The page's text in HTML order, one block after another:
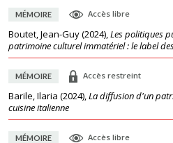
MÉMOIRE Accès libre
Boutet, Jean-Guy(2024),Les politiques
patrimoine culturel immatériel : le label
MÉMOIRE Accès restreint
Barile, Ilaria (2024),La diffusion d'un
cuisine italienne
MÉMOIRE Accès libre